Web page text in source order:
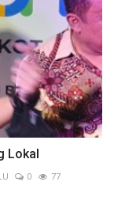
Lokal
0
77